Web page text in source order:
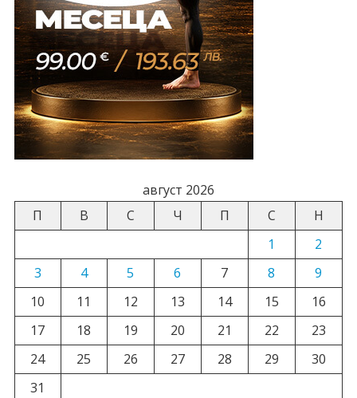
август 2026
П
В С Ч П С
Н
1
2
3
4 5 6 7 8
9
10
11 12 13 14 15
16
17
18 19 20 21 22
23
24
25 26 27 28 29
30
31